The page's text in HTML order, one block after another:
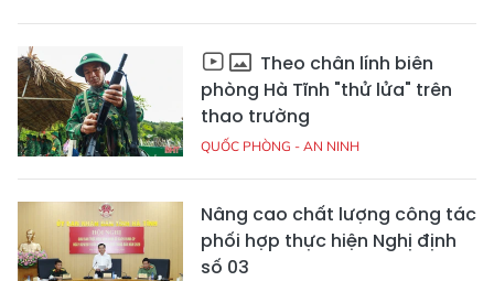
Theo chân lính biên
phòng Hà Tĩnh "thử lửa" trên
thao trường
QUỐC PHÒNG - AN NINH
Nâng cao chất lượng công tác
phối hợp thực hiện Nghị định
số 03